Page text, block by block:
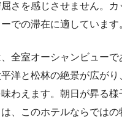
さを感じさせません。カ
での滞在に適しています
全室オーシャンビュー
洋と松林の絶景が広が
わえます。朝日が昇る
、このホテルならではの